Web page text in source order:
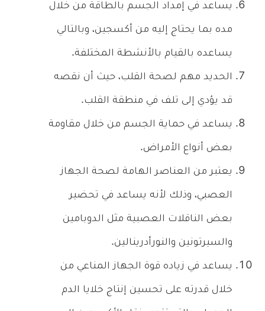
يساعد في إمداد الجسم بالطاقة من خلال
مده بما يحتاج إليه من أكسجين، وبالتالي
يساعده بالقيام بالأنشطة المختلفة.
الحديد مهم لصحة القلب، حيث أن نقصه
قد يؤدي إلى تلف في منطقة القلب.
يساعد في حماية الجسم من خلال مقاومة
بعض أنواع الأمراض.
يعتبر من العناصر الهامة لصحة الجهاز
العصبي، وذلك لأنه يساعد في تحضير
بعض الناقلات العصبية مثل الدوبامين
والسيرتونين والنورأدرينالين.
يساعد في زياده قوة الجهاز المناعي من
خلال قدرته على تحسين إنتاج خلايا الدم